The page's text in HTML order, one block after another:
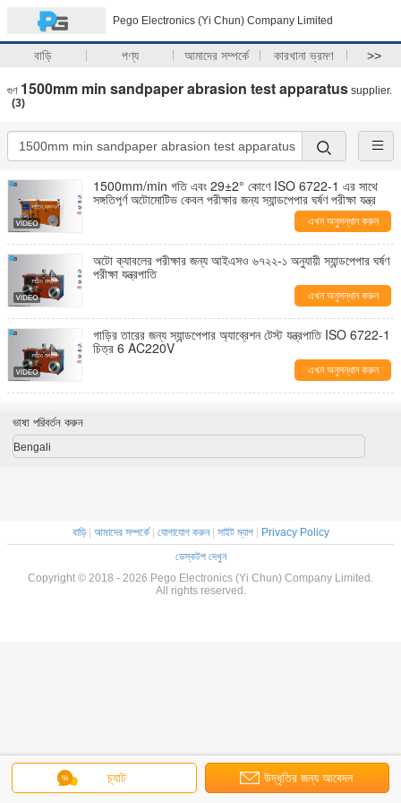
Pego Electronics (Yi Chun) Company Limited
বাড়ি পণ্য আমাদের সম্পর্কে কারখানা ভ্রমণ >>
গুণ 1500mm min sandpaper abrasion test apparatus supplier.
(3)
1500mm/min গতি এবং 29±2° কোণে ISO 6722-1 এর সাথে
সঙ্গতিপূর্ণ অটোমোটিভ কেবল পরীক্ষার জন্য স্যান্ডপেপার ঘর্ষণ পরীক্ষা যন্ত্র
এখন অনুসন্ধান করুন
অটো ক্যাবলের পরীক্ষার জন্য আইএসও ৬৭২২-১ অনুযায়ী স্যান্ডপেপার ঘর্ষণ
পরীক্ষা যন্ত্রপাতি
এখন অনুসন্ধান করুন
গাড়ির তারের জন্য স্যান্ডপেপার অ্যাব্রেশন টেস্ট যন্ত্রপাতি ISO 6722-1
চিত্র 6 AC220V
এখন অনুসন্ধান করুন
চ্যাট উদ্ধৃতির জন্য আবেদন
ভাষা পরিবর্তন করুন
Bengali
বাড়ি| আমাদের সম্পর্কে| যোগাযোগ করুন| সাইট ম্যাপ|
Privacy Policy
ডেস্কটপ দেখুন
Copyright © 2018 - 2026 Pego Electronics (Yi Chun) Company Limited.
All rights reserved.